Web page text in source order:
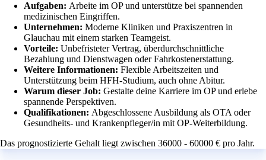
Aufgaben: Arbeite im OP und unterstütze bei spannenden
medizinischen Eingriffen.
Unternehmen: Moderne Kliniken und Praxiszentren in
Glauchau mit einem starken Teamgeist.
Vorteile: Unbefristeter Vertrag, überdurchschnittliche
Bezahlung und Dienstwagen oder Fahrkostenerstattung.
Weitere Informationen: Flexible Arbeitszeiten und
Unterstützung beim HFH-Studium, auch ohne Abitur.
Warum dieser Job: Gestalte deine Karriere im OP und erlebe
spannende Perspektiven.
Qualifikationen: Abgeschlossene Ausbildung als OTA oder
Gesundheits- und Krankenpfleger/in mit OP-Weiterbildung.
Das prognostizierte Gehalt liegt zwischen 36000 - 60000 € pro Jahr.